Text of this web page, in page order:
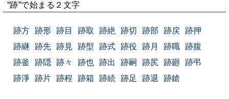
“跡”で始まる２文字
跡方 跡形 跡目 跡取 跡絶 跡切 跡部 跡戻
跡押
跡継
跡先 跡見 跡型 跡式 跡役 跡月 跡職
跡腹
跡釜
跡隠 跡々 跡也 跡出 跡嗣 跡尻 跡廻
跡弔
跡淨
跡片 跡程 跡箱 跡続 跡足 跡退 跡鎗